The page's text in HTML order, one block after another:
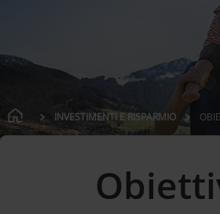
INVESTIMENTI E RISPARMIO